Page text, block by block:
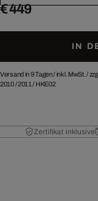
€ 449
IN
Versand in 9 Tagen /inkl. MwSt. /
2010/2011 / HKE02
Zertifikat inklusive